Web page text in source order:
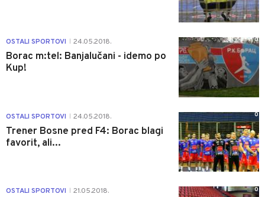
OSTALI SPORTOVI 24.05.2018.
Borac m:tel: Banjalučani - idemo po
Kup!
0
OSTALI SPORTOVI 24.05.2018.
Trener Bosne pred F4: Borac blagi
favorit, ali...
0
OSTALI SPORTOVI 21.05.2018. 0